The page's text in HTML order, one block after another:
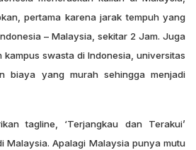
pertama karena jarak tempuh yang
– Malaysia, sekitar 2 Jam. Juga
kampus swasta di Indonesia, universitas
biaya yang murah sehingga menjadi
tagline, ‘Terjangkau dan Terakui’
Malaysia. Apalagi Malaysia punya mutu